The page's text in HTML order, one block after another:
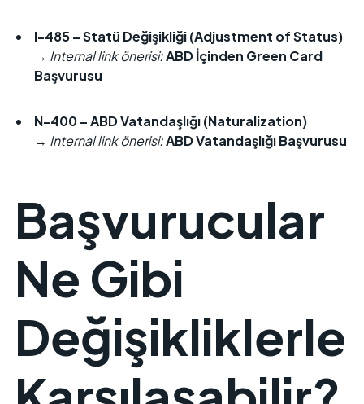
I-485 –Statü Değişikliği(Adjustment of Status)
→ Internal link önerisi:ABD İçinden Green Card
Başvurusu
N-400 – ABD Vatandaşlığı (Naturalization)
→ Internal link önerisi:ABD Vatandaşlığı Başvurusu
Başvurucular
Ne Gibi
Değişikliklerle